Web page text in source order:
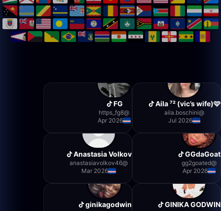
Aila ⁷² (vic’s wife)🩷
@
aila.boschini
Jul 2026
FG
@
https_fg8
Apr 2026
GGdaGoat
@
gg2goated
Apr 2026
Anastasia Volkov
@
anastasiavolkov46
Mar 2026
GINIKA GODWIN
ginikagodwin